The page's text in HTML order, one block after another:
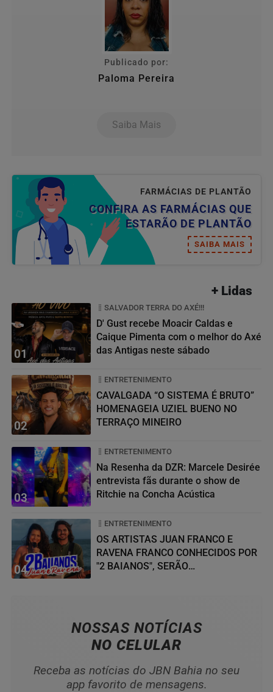
Publicado por:
Paloma Pereira
Saiba Mais
FARMÁCIAS DE PLANTÃO
CONFIRA AS FARMÁCIAS QUE
ESTARÃO DE PLANTÃO
SAIBA MAIS
+ Lidas
01
SALVADOR TERRA DO AXÉ!!!
D' Gust recebe Moacir Caldas e
Caique Pimenta com o melhor do Axé
das Antigas neste sábado
02
ENTRETENIMENTO
CAVALGADA “O SISTEMA É BRUTO”
HOMENAGEIA UZIEL BUENO NO
TERRAÇO MINEIRO
03
ENTRETENIMENTO
Na Resenha da DZR: Marcele Desirée
entrevista fãs durante o show de
Ritchie na Concha Acústica
04
ENTRETENIMENTO
OS ARTISTAS JUAN FRANCO E
RAVENA FRANCO CONHECIDOS POR
"2 BAIANOS", SERÃO
NOSSAS NOTÍCIAS
NO CELULAR
Receba as notícias do JBN Bahia no seu
app favorito de mensagens.